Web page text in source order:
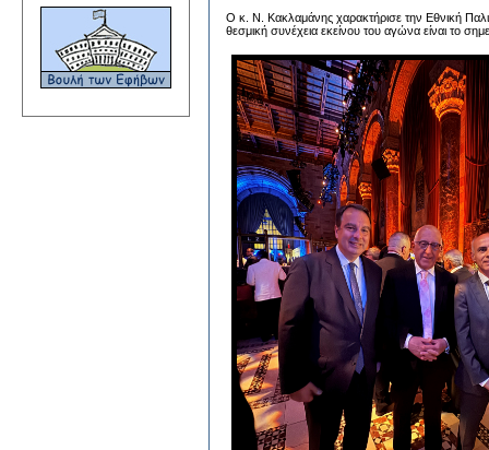
Ο κ. Ν. Κακλαμάνης χαρακτήρισε την Εθνική
θεσμική συνέχεια εκείνου του αγώνα είναι το